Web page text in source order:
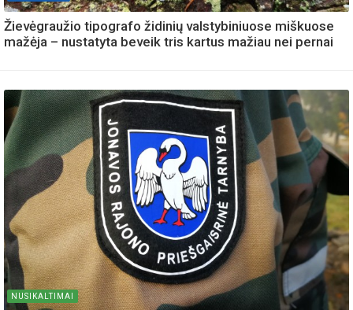
Žievėgraužio tipografo židinių valstybiniuose miškuose
mažėja – nustatyta beveik tris kartus mažiau nei pernai
NUSIKALTIMAI